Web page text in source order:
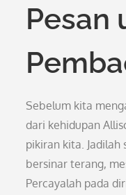
Pesan
Sebelum kita
dari kehidupan
pikiran kita.
bersinar terang,
Percayalah pada